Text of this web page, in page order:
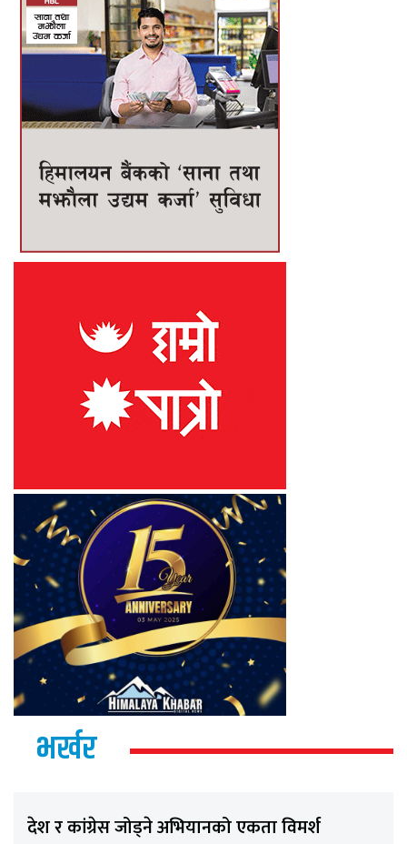
भर्खर
देश र कांग्रेस जोड्ने अभियानको एकता विमर्श